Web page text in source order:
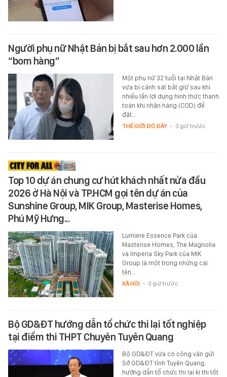
Người phụ nữ Nhật Bản bị bắt sau hơn 2.000 lần
“bom hàng”
Một phụ nữ 32 tuổi tại Nhật Bản
vừa bị cảnh sát bắt giữ sau khi
nhiều lần lợi dụng hình thức thanh
toán khi nhận hàng (COD) để
đặt…
THẾ GIỚI ĐÓ ĐÂY - 3 giờ trước
Top 10 dự án chung cư hút khách nhất nửa đầu
2026 ở Hà Nội và TP.HCM gọi tên dự án của
Sunshine Group, MIK Group, Masterise Homes,
Phú Mỹ Hưng...
Lumière Essence Park của
Masterise Homes, The Magnolia
và Imperia Sky Park của MIK
Group là một trong những cái
tên…
XÃ HỘI - 3 giờ trước
Bộ GD&ĐT hướng dẫn tổ chức thi lại tốt nghiệp
tại điểm thi THPT Chuyên Tuyên Quang
Bộ GD&ĐT vừa có công văn gửi
Sở GD&ĐT tỉnh Tuyên Quang,
hướng dẫn tổ chức thi lại kì thi tốt